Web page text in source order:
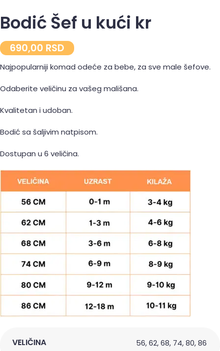
Bodić Šef u kući kr
690,00 RSD
Najpopularniji komad odeće za bebe, za sve male šefove.
Odaberite veličinu za vašeg mališana.
Kvalitetan i udoban.
Bodić sa šaljivim natpisom.
Dostupan u 6 veličina.
VELIČINA 56,62,68, 74,80,86